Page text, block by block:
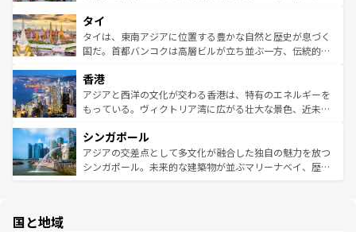
リティに包まれながら、韓国の多彩な魅力を心ゆくまで味
わってみてほしい。 なお、新着の韓国情報はコンテンツ一
覧を参照してほしい。
急速な発展と共に伝統が息づく。ハノイの古い町並みやホ
ーチミン市のフランス統治時代の建物も、独特の雰囲気を
醸し出している。また、バラエティの豊かさとおいしさで
とつ。フォーやバインミー、ベトナムコーヒーなどは、ぜ
ひ現地で味わいたい。どの地域を訪れてもあたたかい人々
が旅行者を迎えてくれるので、きっと忘れられない旅にな
参照してほしい。
タイ
タイは、東南アジアに位置する豊かな自然と歴史が息づく
国だ。首都バンコクは高層ビルが立ち並ぶ一方、伝統的な
の活気が交差している。北部ではチェンマイなどの山岳地
帯で自然と触れ合い、南部ではプーケットやクラビの美し
いビーチでリゾート気分を楽しむことができる。タイ料理
激する。気候は一年中温暖で、どの季節にも異なる楽しみ
が待っている。親しみやすいタイの人々、仏教を中心とし
た文化、そして多様な観光資源が、訪れる旅人を魅了し続
香港
アジアと西洋の文化が交わる香港は、特有のエネルギーを
もっている。ヴィクトリア湾に広がる壮大な景色、近未来
み、どこを訪れても感動するはず。観光スポットが密集し
ており、効率よく見どころを回れるのも魅力。息をのむよ
うな絶景から文化的な体験まで、香港を存分に楽しみ尽く
シンガポール
アジアの交差点として多文化が融合した独自の魅力を放つ
シンガポール。未来的な建築物が並ぶマリーナベイ、歴史
国と地域